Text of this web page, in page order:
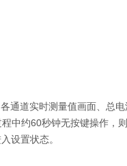
通道实时测量值画面、总
中约60秒钟无按键操作，
设置状态。